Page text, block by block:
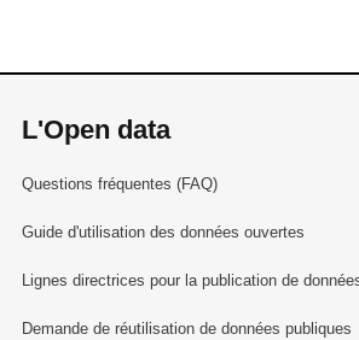
L'Open data
Questions fréquentes (FAQ)
Guide d'utilisation des données ouvertes
Lignes directrices pour la publication de
Demande de réutilisation de données publiques